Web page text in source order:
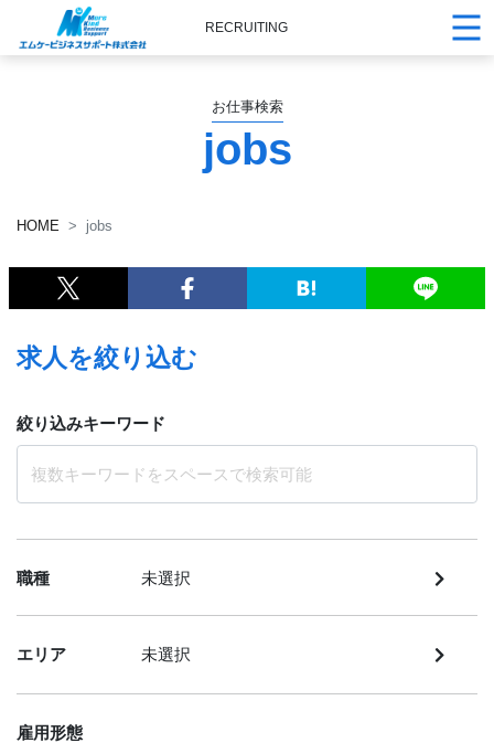
RECRUITING
お仕事検索
jobs
HOME jobs
求人を絞り込む
絞り込みキーワード
職種 未選択
エリア 未選択
雇用形態